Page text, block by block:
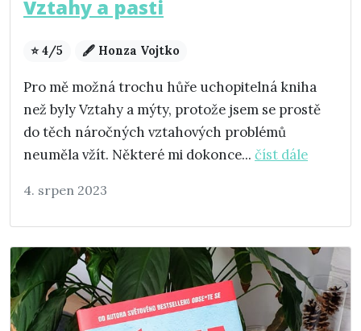
Vztahy a pasti
⭐ 4/5 🖋️ Honza Vojtko
Pro mě možná trochu hůře uchopitelná kniha
než byly Vztahy a mýty, protože jsem se prostě
do těch náročných vztahových problémů
neuměla vžít. Některé mi dokonce... číst dále
4. srpen 2023